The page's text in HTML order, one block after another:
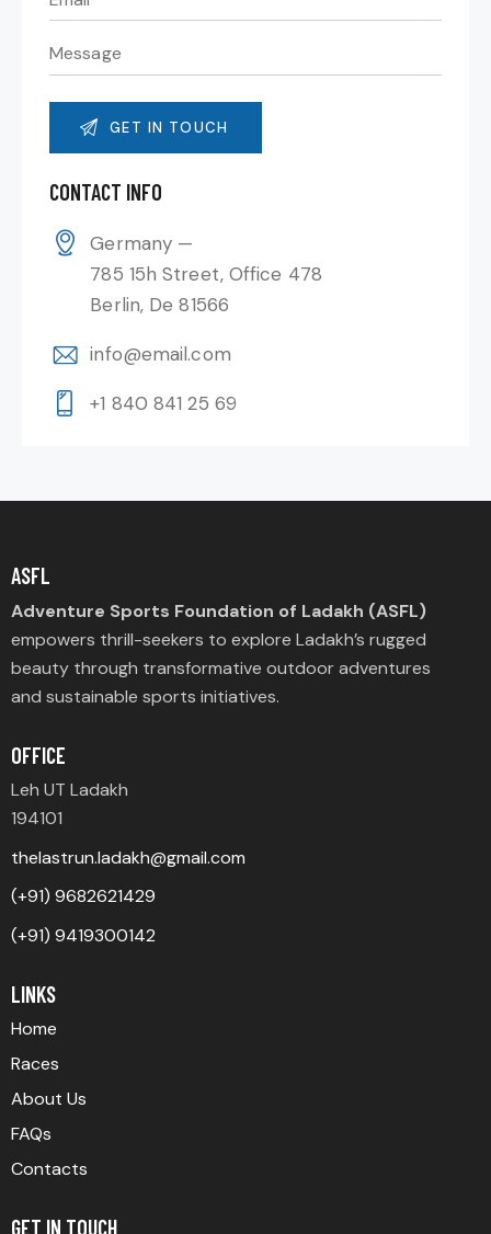
CONTACT INFO
Germany —
785 15h Street, Office 478
Berlin, De 81566
info@email.com
+1 840 841 25 69
ASFL
Adventure Sports Foundation of Ladakh (ASFL)
empowers thrill-seekers to explore Ladakh’s rugged
beauty through transformative outdoor adventures
and sustainable sports initiatives.
OFFICE
Leh UT Ladakh
194101
thelastrun.ladakh@gmail.com
(+91) 9682621429
(+91) 9419300142
LINKS
Home
Races
About Us
FAQs
Contacts
GET IN TOUCH